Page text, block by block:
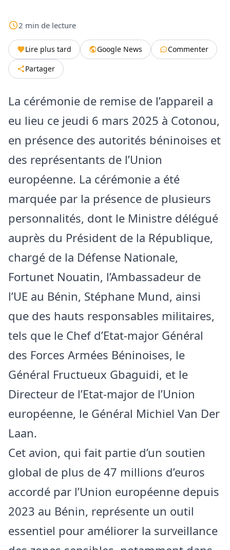
2 min de lecture
Lire plus tard Google News
Commenter
Partager
La cérémonie de remise de l’appareil a
eu lieu ce jeudi 6 mars 2025 à Cotonou,
en présence des autorités béninoises et
des représentants de l’Union
européenne. La cérémonie a été
marquée par la présence de plusieurs
personnalités, dont le Ministre délégué
auprès du Président de la République,
chargé de la Défense Nationale,
Fortunet Nouatin, l’Ambassadeur de
l’UE au Bénin, Stéphane Mund, ainsi
que des hauts responsables militaires,
tels que le Chef d’Etat-major Général
des Forces Armées Béninoises, le
Général Fructueux Gbaguidi, et le
Directeur de l’Etat-major de l’Union
européenne, le Général Michiel Van Der
Laan.
Cet avion, qui fait partie d’un soutien
global de plus de 47 millions d’euros
accordé par l’Union européenne depuis
2023 au Bénin, représente un outil
essentiel pour améliorer la surveillance